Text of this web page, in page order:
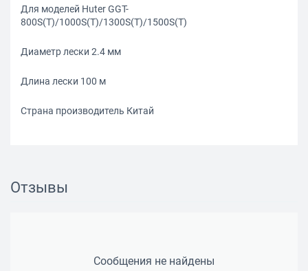
Для моделей Huter GGT-
800S(T)/1000S(T)/1300S(T)/1500S(T)
Диаметр лески 2.4 мм
Длина лески 100 м
Страна производитель Китай
Отзывы
Сообщения не найдены